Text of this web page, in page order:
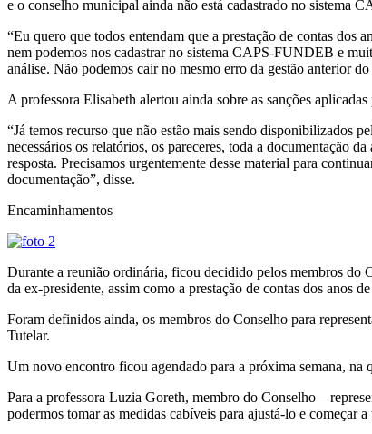
e o conselho municipal ainda não está cadastrado no sistema
“Eu quero que todos entendam que a prestação de contas dos
nem podemos nos cadastrar no sistema CAPS-FUNDEB e
análise. Não podemos cair no mesmo erro da gestão anterior
A professora Elisabeth alertou ainda sobre as sanções
“Já temos recurso que não estão mais sendo disponibilizados
necessários os relatórios, os pareceres, toda a documentação
resposta. Precisamos urgentemente desse material para
documentação”, disse.
Encaminhamentos
Durante a reunião ordinária, ficou decidido pelos membros do
da ex-presidente, assim como a prestação de contas dos anos
Foram definidos ainda, os membros do Conselho para
Tutelar.
Um novo encontro ficou agendado para a próxima semana, na
Para a professora Luzia Goreth, membro do Conselho –
podermos tomar as medidas cabíveis para ajustá-lo e começar